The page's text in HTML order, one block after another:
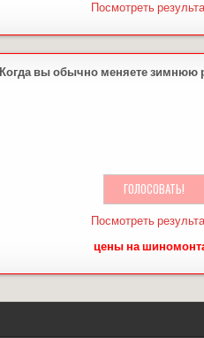
Посмотреть
Когда вы обычно меняете зимнюю
Посмотреть
цены на